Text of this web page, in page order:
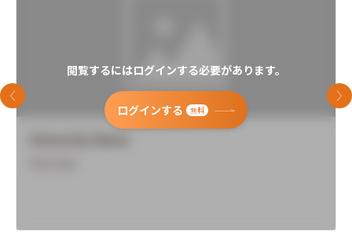
閲覧するにはログインする必要があります。
ログインする 無料
前のスライド 次